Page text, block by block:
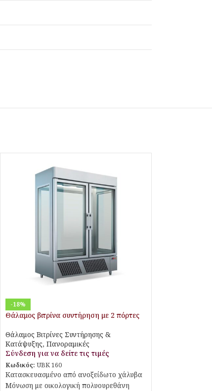
-18%
Θάλαμος βιτρίνα συντήρηση με 2 πόρτες
Θάλαμος Βιτρίνες Συντήρησης &
Κατάψυξης, Πανοραμικές
Σύνδεση για να δείτε τις τιμές
Κωδικός: UBK 160
Κατασκευασμένο από ανοξείδωτο χάλυβα
Μόνωση με οικολογική πολυουρεθάνη